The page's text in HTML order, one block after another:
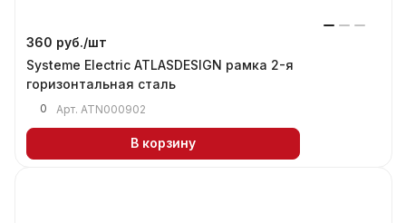
360 руб./шт
Systeme Electric ATLASDESIGN рамка 2-я
горизонтальная сталь
0 Арт. ATN000902
В корзину